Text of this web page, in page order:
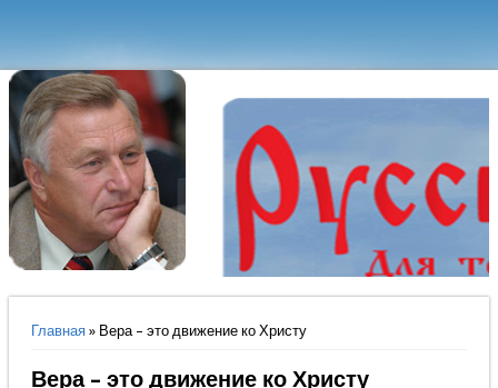
Вы здесь
Главная» Вера – это движение ко Христу
Вера – это движение ко Христу